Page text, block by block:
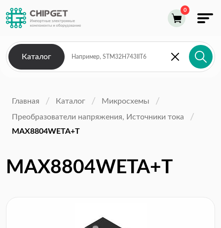
Каталог
Главная Каталог
Микросхемы
Преобразователи напряжения, Источники тока
MAX8804WETA+T
MAX8804WETA+T